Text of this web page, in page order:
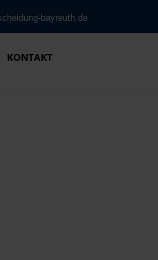
bayreuth.de
KONTAKT